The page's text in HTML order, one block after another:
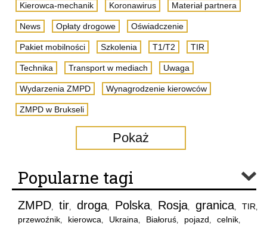
Kierowca-mechanik Koronawirus Materiał partnera
News Opłaty drogowe Oświadczenie
Pakiet mobilności Szkolenia T1/T2 TIR
Technika Transport w mediach Uwaga
Wydarzenia ZMPD Wynagrodzenie kierowców
ZMPD w Brukseli
Pokaż
Popularne tagi
ZMPD, tir, droga, Polska, Rosja, granica, TIR,
przewoźnik, kierowca, Ukraina, Białoruś, pojazd, celnik,